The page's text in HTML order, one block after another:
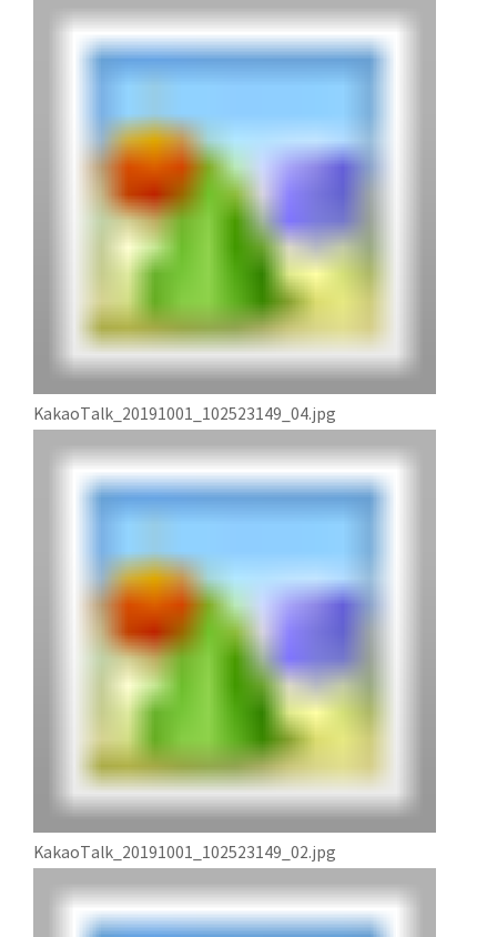
KakaoTalk_20191001_102523149_04.jpg
KakaoTalk_20191001_102523149_02.jpg